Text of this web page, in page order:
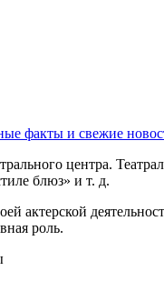
факты и свежие
центра.
блюз» и т. д.
актерской
роль.